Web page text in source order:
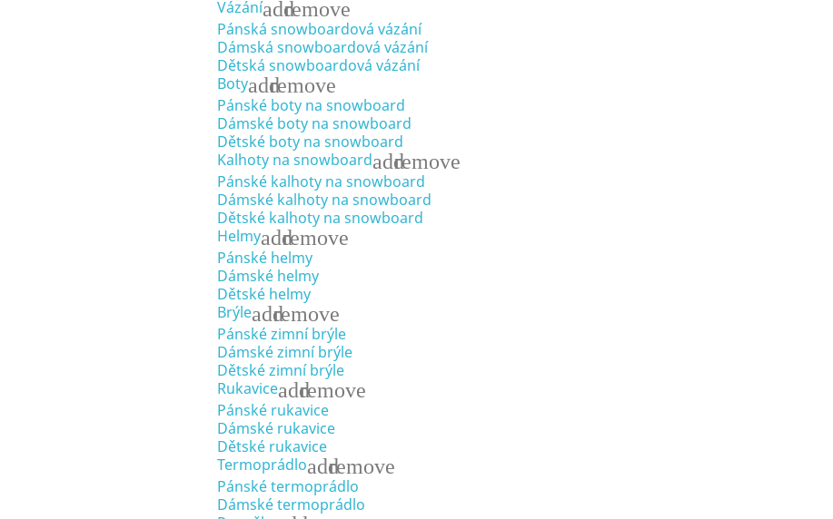
Vázáníaddremove
Pánská snowboardová vázání
Dámská snowboardová vázání
Dětská snowboardová vázání
Botyaddremove
Pánské boty na snowboard
Dámské boty na snowboard
Dětské boty na snowboard
Kalhoty na snowboardaddremove
Pánské kalhoty na snowboard
Dámské kalhoty na snowboard
Dětské kalhoty na snowboard
Helmyaddremove
Pánské helmy
Dámské helmy
Dětské helmy
Brýleaddremove
Pánské zimní brýle
Dámské zimní brýle
Dětské zimní brýle
Rukaviceaddremove
Pánské rukavice
Dámské rukavice
Dětské rukavice
Termoprádloaddremove
Pánské termoprádlo
Dámské termoprádlo